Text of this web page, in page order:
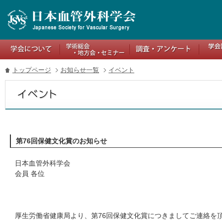
トップページ お知らせ一覧 イベント
第76回保健文化賞のお知らせ
日本血管外科学会
会員 各位
厚生労働省健康局より、第76回保健文化賞につきましてご連絡を